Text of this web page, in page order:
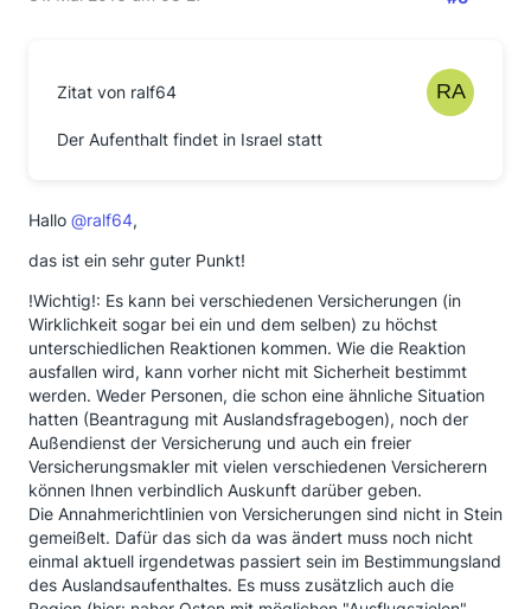
Zitat von ralf64
Der Aufenthalt findet in Israel statt
Hallo @ralf64,
das ist ein sehr guter Punkt!
!Wichtig!: Es kann bei verschiedenen Versicherungen (in
Wirklichkeit sogar bei ein und dem selben) zu höchst
unterschiedlichen Reaktionen kommen. Wie die Reaktion
ausfallen wird, kann vorher nicht mit Sicherheit bestimmt
werden. Weder Personen, die schon eine ähnliche Situation
hatten (Beantragung mit Auslandsfragebogen), noch der
Außendienst der Versicherung und auch ein freier
Versicherungsmakler mit vielen verschiedenen Versicherern
können Ihnen verbindlich Auskunft darüber geben.
Die Annahmerichtlinien von Versicherungen sind nicht in Stein
gemeißelt. Dafür das sich da was ändert muss noch nicht
einmal aktuell irgendetwas passiert sein im Bestimmungsland
des Auslandsaufenthaltes. Es muss zusätzlich auch die